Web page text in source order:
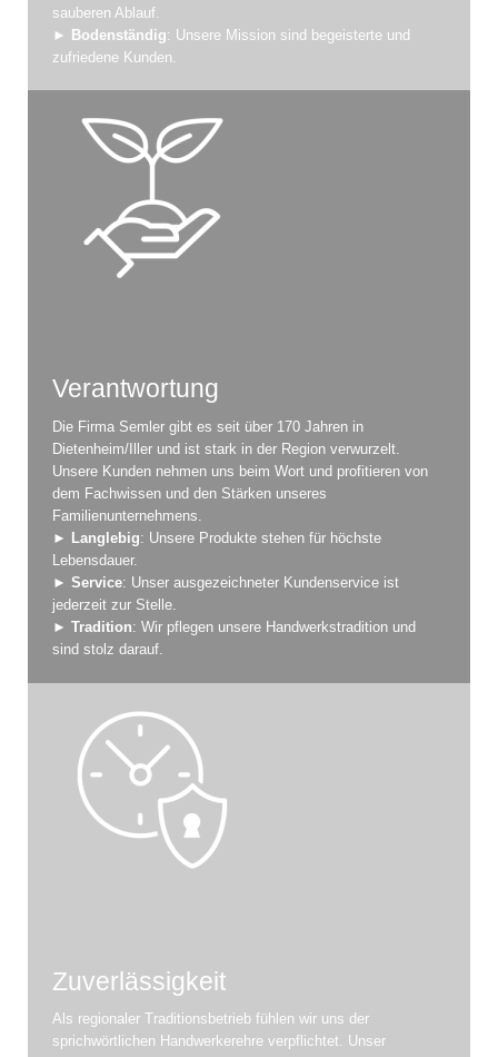
sauberen Ablauf.
►
Bodenständig: Unsere Mission sind begeisterte und
zufriedene Kunden.
Verantwortung
Die Firma Semler gibt es seit über 170 Jahren in
Dietenheim/Iller und ist stark in der Region verwurzelt.
Unsere Kunden nehmen uns beim Wort und profitieren von
dem Fachwissen und den Stärken unseres
Familienunternehmens.
► Langlebig: Unsere Produkte stehen für höchste
Lebensdauer.
► Service: Unser ausgezeichneter Kundenservice ist
jederzeit zur Stelle.
► Tradition: Wir pflegen unsere Handwerkstradition und
sind stolz darauf.
Zuverlässigkeit
Als regionaler Traditionsbetrieb fühlen wir uns der
sprichwörtlichen Handwerkerehre verpflichtet. Unser